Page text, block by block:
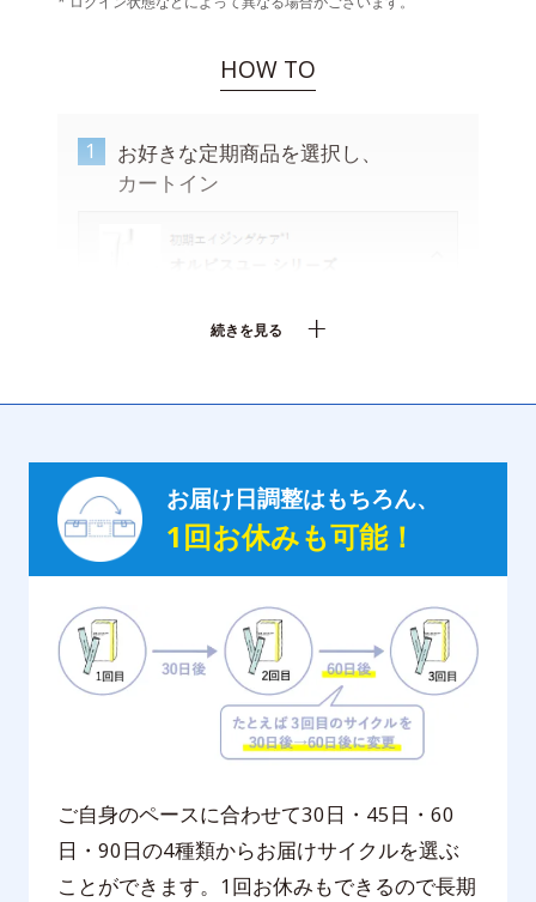
HOW TO
1
お好きな定期商品を選択し、
カートイン
続きを見る
お届け日調整はもちろん、
1回お休みも可能！
ご自身のペースに合わせて30日・45日・60
日・90日の4種類からお届けサイクルを選ぶ
ことができます。1回お休みもできるので長期